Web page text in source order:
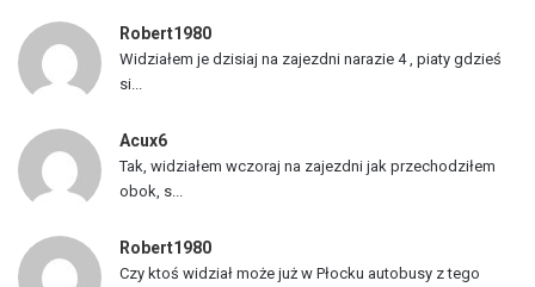
Robert1980
Widziałem je dzisiaj na zajezdni narazie 4 , piaty gdzieś
si...
Acux6
Tak, widziałem wczoraj na zajezdni jak przechodziłem
obok, s...
Robert1980
Czy ktoś widział może już w Płocku autobusy z tego